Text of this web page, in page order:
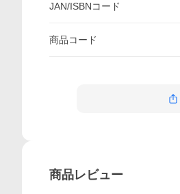
JAN/ISBNコード
商品コード
商品レビュー